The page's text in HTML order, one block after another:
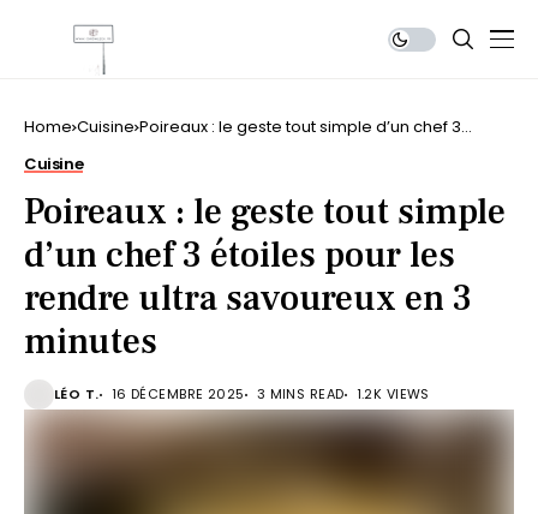
Home Cuisine Poireaux : le geste tout simple d’un chef 3
Cuisine
Poireaux : le geste tout simple
d’un chef 3 étoiles pour les
rendre ultra savoureux en 3
minutes
LÉO T. 16 DÉCEMBRE 2025 3 MINS READ 1.2K VIEWS